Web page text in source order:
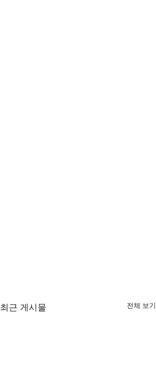
최근 게시물 전체 보기